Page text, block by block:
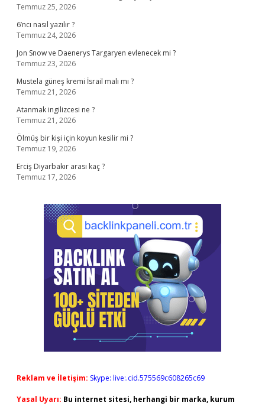
Temmuz 25, 2026
6’ncı nasıl yazılır ?
Temmuz 24, 2026
Jon Snow ve Daenerys Targaryen evlenecek mi ?
Temmuz 23, 2026
Mustela güneş kremi İsrail malı mı ?
Temmuz 21, 2026
Atanmak ingilizcesi ne ?
Temmuz 21, 2026
Ölmüş bir kişi için koyun kesilir mi ?
Temmuz 19, 2026
Erciş Diyarbakır arası kaç ?
Temmuz 17, 2026
Reklam ve İletişim: Skype: live:.cid.575569c608265c69
Yasal Uyarı: Bu internet sitesi, herhangi bir marka, kurum